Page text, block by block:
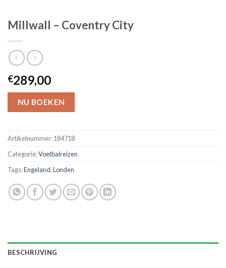
Millwall – Coventry City
€289,00
NU BOEKEN
Artikelnummer:184718
Categorie:Voetbalreizen
Tags:Engeland,Londen
BESCHRIJVING